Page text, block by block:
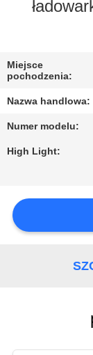
FABRYCE
JAKOŚCI
Z
SPRAWY
Miejsce
pochodzenia:
Nazwa handlowa:
Numer modelu:
High Light: